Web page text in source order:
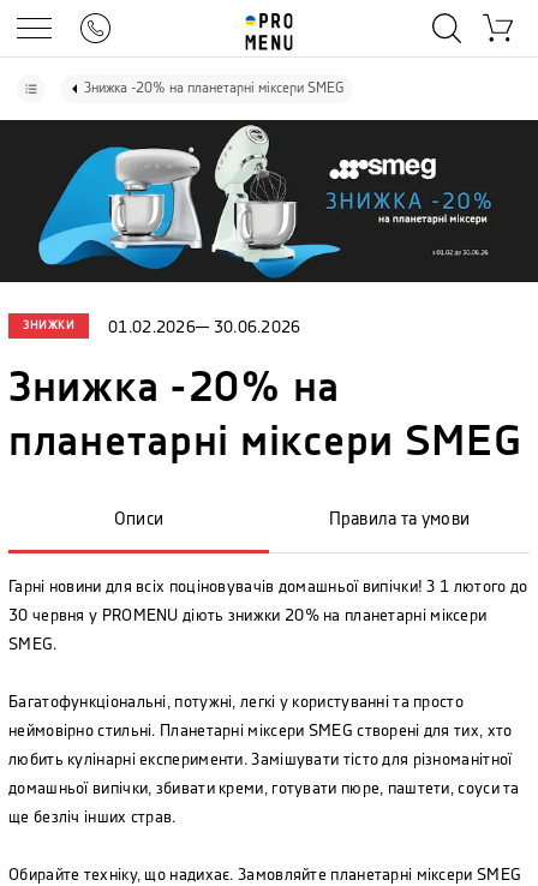
Знижка -20% на планетарні міксери SMEG
ЗНИЖКИ 01.02.2026— 30.06.2026
Знижка -20% на
планетарні міксери SMEG
Описи Правила та умови
Гарні новини для всіх поціновувачів домашньої випічки! З 1 лютого до
30 червня у PROMENU діють знижки 20% на планетарні міксери
SMEG.
Багатофункціональні, потужні, легкі у користуванні та просто
неймовірно стильні. Планетарні міксери SMEG створені для тих, хто
любить кулінарні експерименти. Замішувати тісто для різноманітної
домашньої випічки, збивати креми, готувати пюре, паштети, соуси та
ще безліч інших страв.
Обирайте техніку, що надихає. Замовляйте планетарні міксери SMEG